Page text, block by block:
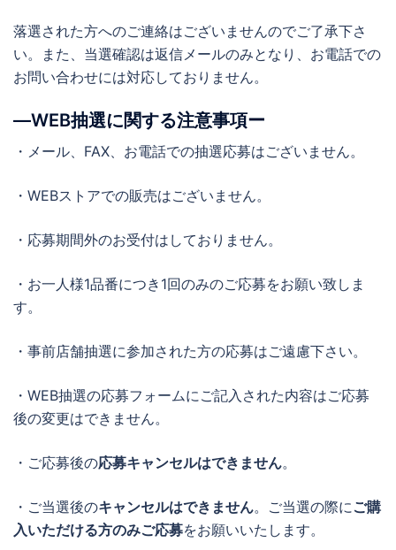
落選された方へのご連絡はございませんのでご了承下さ
い。また、当選確認は返信メールのみとなり、お電話での
お問い合わせには対応しておりません。
―WEB抽選に関する注意事項ー
・メール、FAX、お電話での抽選応募はございません。
・WEBストアでの販売はございません。
・応募期間外のお受付はしておりません。
・お一人様1品番につき1回のみのご応募をお願い致しま
す。
・事前店舗抽選に参加された方の応募はご遠慮下さい。
・WEB抽選の応募フォームにご記入された内容はご応募
後の変更はできません。
・ご応募後の応募キャンセルはできません。
・ご当選後のキャンセルはできません。ご当選の際にご購
入いただける方のみご応募をお願いいたします。